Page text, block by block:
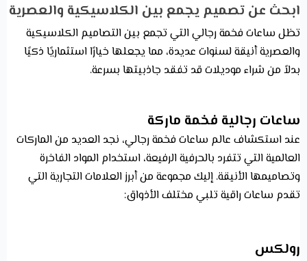
ابحث عن تصميم يجمع بين الكلاسيكية والعصرية
تظل ساعات فخمة رجالي التي تجمع بين التصاميم الكلاسيكية
والعصرية أنيقة لسنوات عديدة، مما يجعلها خيارًا استثماريًا ذكيًا
بدلاً من شراء موديلات قد تفقد جاذبيتها بسرعة.
ساعات رجالية فخمة ماركة
عند استكشاف عالم ساعات فخمة رجالي، نجد العديد من الماركات
العالمية التي تتفرد بالحرفية الرفيعة، استخدام المواد الفاخرة
وتصاميمها الأنيقة. إليك مجموعة من أبرز العلامات التجارية التي
تقدم ساعات راقية تلبي مختلف الأذواق:
رولكس